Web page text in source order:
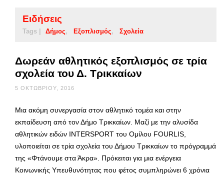
Ειδήσεις
Tags | Δήμος Εξοπλισμός Σχολεία
Δωρεάν αθλητικός εξοπλισμός σε τρία
σχολεία του Δ. Τρικκαίων
5 ΟΚΤΩΒΡΊΟΥ, 2016
Μια ακόμη συνεργασία στον αθλητικό τομέα και στην
εκπαίδευση από τον Δήμο Τρικκαίων. Μαζί με την αλυσίδα
αθλητικών ειδών INTERSPORT του Ομίλου FOURLIS,
υλοποιείται σε τρία σχολεία του Δήμου Τρικκαίων το πρόγραμμά
της «Φτάνουμε στα Άκρα». Πρόκειται για μια ενέργεια
Κοινωνικής Υπευθυνότητας που φέτος συμπληρώνει 6 χρόνια